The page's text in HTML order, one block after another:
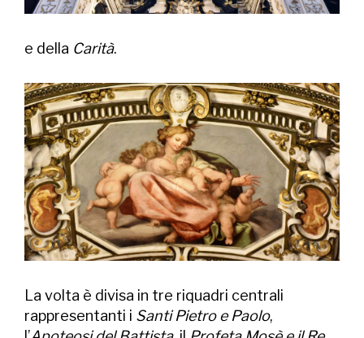
e della Carità.
La volta è divisa in tre riquadri centrali
rappresentanti i Santi Pietro e Paolo,